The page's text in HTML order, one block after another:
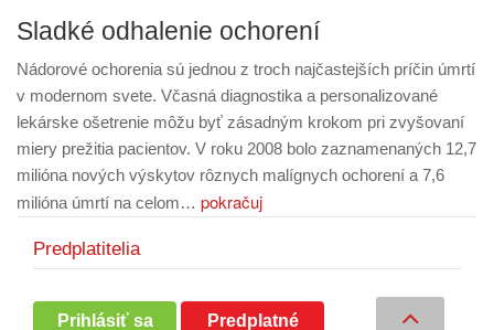
Sladké odhalenie ochorení
Nádorové ochorenia sú jednou z troch najčastejších príčin úmrtí
v modernom svete. Včasná diagnostika a personalizované
lekárske ošetrenie môžu byť zásadným krokom pri zvyšovaní
miery prežitia pacientov. V roku 2008 bolo zaznamenaných 12,7
milióna nových výskytov rôznych malígnych ochorení a 7,6
milióna úmrtí na celom… pokračuj
Predplatitelia
Prihlásiť sa Predplatné